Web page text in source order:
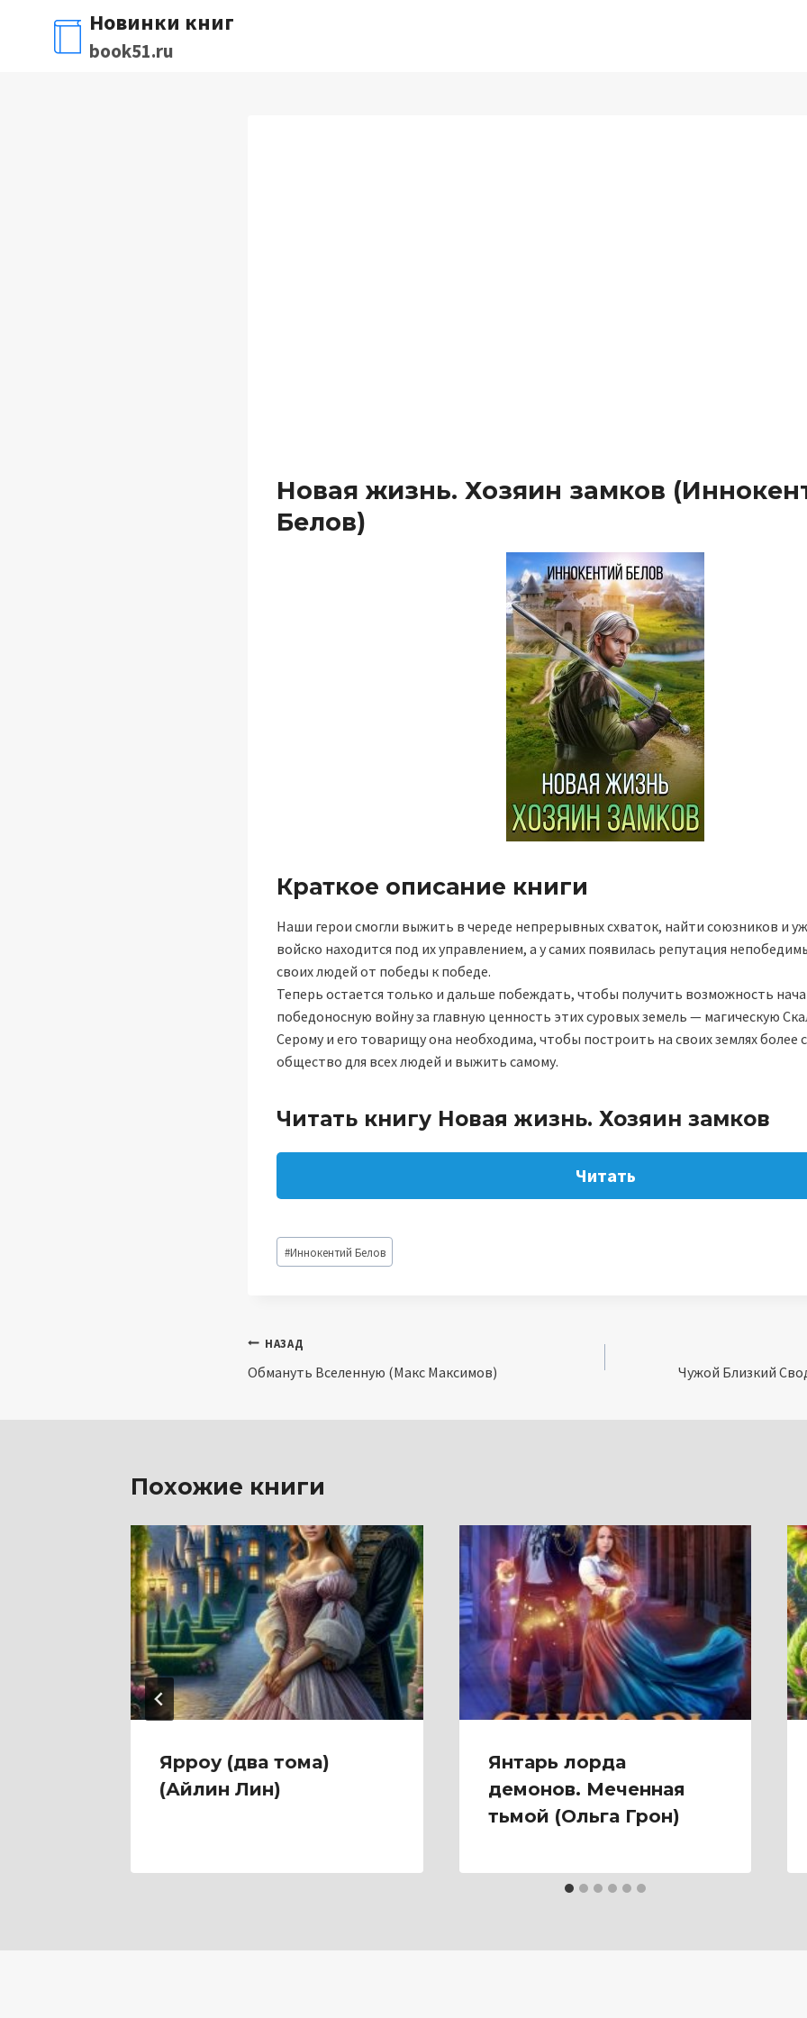
содержимому
Новинки книг
book51.ru
Новая жизнь. Хозяин замков
Белов)
Краткое описание книги
Наши герои смогли выжить в череде непрерывных схваток, найти союзников и
войско находится под их управлением, а у самих появилась репутация
своих людей от победы к победе.
Теперь остается только и дальше побеждать, чтобы получить возможность
победоносную войну за главную ценность этих суровых земель — магическую
Серому и его товарищу она необходима, чтобы построить на своих землях более
общество для всех людей и выжить самому.
Читать книгу Новая жизнь. Хозяин замков
Читать
Метки
записи:
#Иннокентий Белов
Навигация
по
НАЗАД
Обмануть Вселенную (Макс Максимов) Чужой Близкий
Похожие книги
Ярроу (два тома)
(Айлин Лин)
Янтарь лорда
демонов. Меченная
тьмой (Ольга Грон)